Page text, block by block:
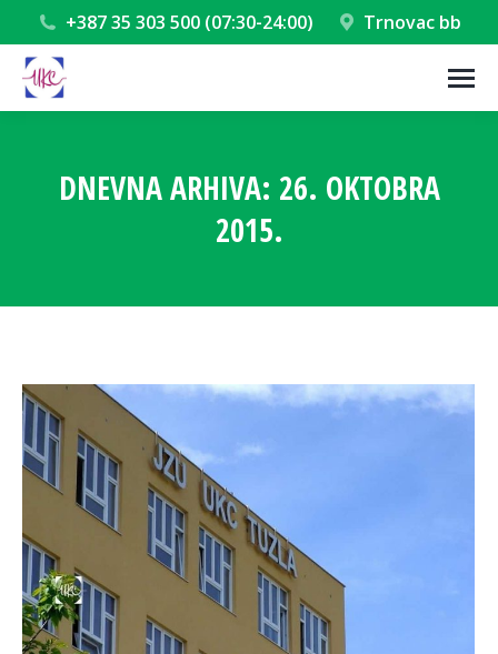
+387 35 303 500 (07:30-24:00) Trnovac bb
DNEVNA ARHIVA: 26. OKTOBRA
2015.